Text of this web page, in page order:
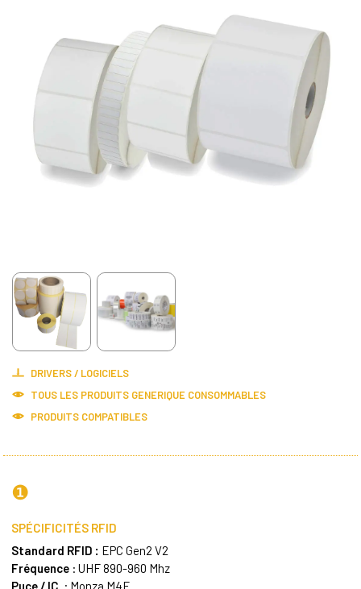
DRIVERS / LOGICIELS
TOUS LES PRODUITS GENERIQUE CONSOMMABLES
PRODUITS COMPATIBLES
❶
SPÉCIFICITÉS RFID
Standard RFID : EPC Gen2 V2
Fréquence : UHF 890-960 Mhz
Puce / IC : Monza M4E